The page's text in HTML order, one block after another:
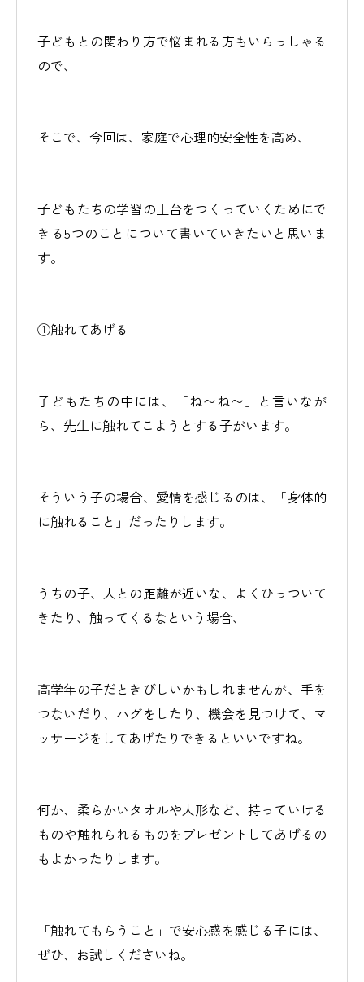
子どもとの関わり方で悩まれる方もいらっしゃる
ので、
そこで、今回は、家庭で心理的安全性を高め、
子どもたちの学習の土台をつくっていくためにで
きる5つのことについて書いていきたいと思いま
す。
①触れてあげる
子どもたちの中には、「ね〜ね〜」と言いなが
ら、先生に触れてこようとする子がいます。
そういう子の場合、愛情を感じるのは、「身体的
に触れること」だったりします。
うちの子、人との距離が近いな、よくひっついて
きたり、触ってくるなという場合、
高学年の子だときびしいかもしれませんが、手を
つないだり、ハグをしたり、機会を見つけて、マ
ッサージをしてあげたりできるといいですね。
何か、柔らかいタオルや人形など、持っていける
ものや触れられるものをプレゼントしてあげるの
もよかったりします。
「触れてもらうこと」で安心感を感じる子には、
ぜひ、お試しくださいね。